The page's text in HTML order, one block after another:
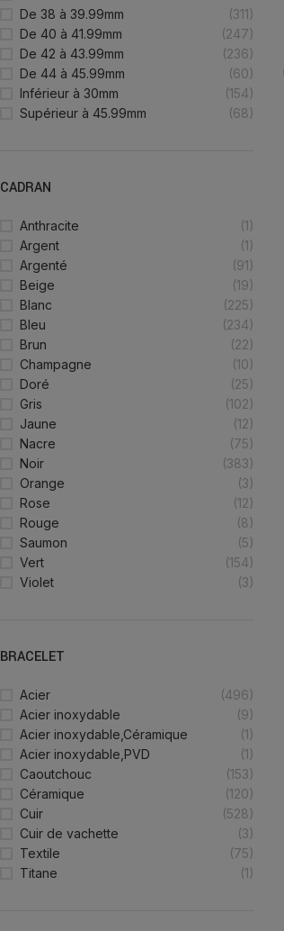
De 38 à 39.99mm
(311)
De 40 à 41.99mm
(247)
De 42 à 43.99mm
(236)
De 44 à 45.99mm
(60)
Inférieur à 30mm
(154)
Supérieur à 45.99mm
(68)
CADRAN
Anthracite
(1)
Argent
(1)
Argenté
(91)
Beige
(19)
Blanc
(225)
Bleu
(234)
Brun
(22)
Champagne
(10)
Doré
(25)
Gris
(102)
Jaune
(12)
Nacre
(75)
Noir
(383)
Orange
(3)
Rose
(12)
Rouge
(8)
Saumon
(5)
Vert
(154)
Violet
(3)
BRACELET
Acier
(496)
Acier inoxydable
(9)
Acier inoxydable,Céramique
(1)
Acier inoxydable,PVD
(1)
Caoutchouc
(153)
Céramique
(120)
Cuir
(528)
Cuir de vachette
(3)
Textile
(75)
Titane
(1)